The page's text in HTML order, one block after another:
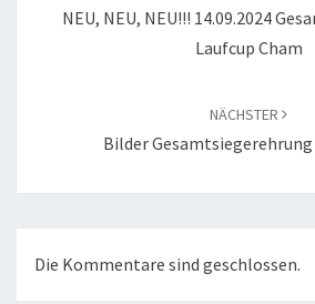
NEU, NEU, NEU!!! 14.09.2024
Laufcup Cham
NÄCHSTER
Bilder Gesamtsiegerehrung
Die Kommentare sind geschlossen.